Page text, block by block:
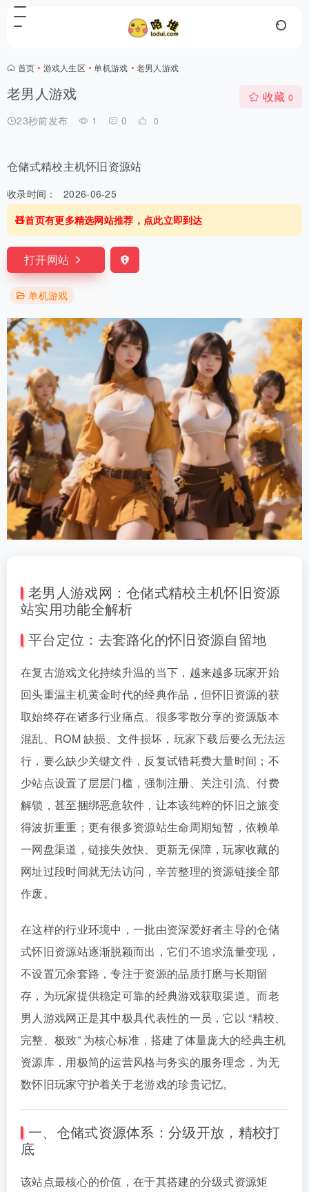
首页 • 游戏人生区 • 单机游戏 • 老男人游戏
老男人游戏
23秒前发布 1 0 0
收藏 0
仓储式精校主机怀旧资源站
收录时间：
2026-06-25
🧸首页有更多精选网站推荐，点此立即到达
打开网站
单机游戏
老男人游戏网：仓储式精校主机怀旧资源
站实用功能全解析
平台定位：去套路化的怀旧资源自留地
在复古游戏文化持续升温的当下，越来越多玩家开始
回头重温主机黄金时代的经典作品，但怀旧资源的获
取始终存在诸多行业痛点。很多零散分享的资源版本
混乱、ROM 缺损、文件损坏，玩家下载后要么无法运
行，要么缺少关键文件，反复试错耗费大量时间；不
少站点设置了层层门槛，强制注册、关注引流、付费
解锁，甚至捆绑恶意软件，让本该纯粹的怀旧之旅变
得波折重重；更有很多资源站生命周期短暂，依赖单
一网盘渠道，链接失效快、更新无保障，玩家收藏的
网址过段时间就无法访问，辛苦整理的资源链接全部
作废。
在这样的行业环境中，一批由资深爱好者主导的仓储
式怀旧资源站逐渐脱颖而出，它们不追求流量变现，
不设置冗余套路，专注于资源的品质打磨与长期留
存，为玩家提供稳定可靠的经典游戏获取渠道。而老
男人游戏网正是其中极具代表性的一员，它以 “精校、
完整、极致” 为核心标准，搭建了体量庞大的经典主机
资源库，用极简的运营风格与务实的服务理念，为无
数怀旧玩家守护着关于老游戏的珍贵记忆。
一、仓储式资源体系：分级开放，精校打
底
该站点最核心的价值，在于其搭建的分级式资源矩